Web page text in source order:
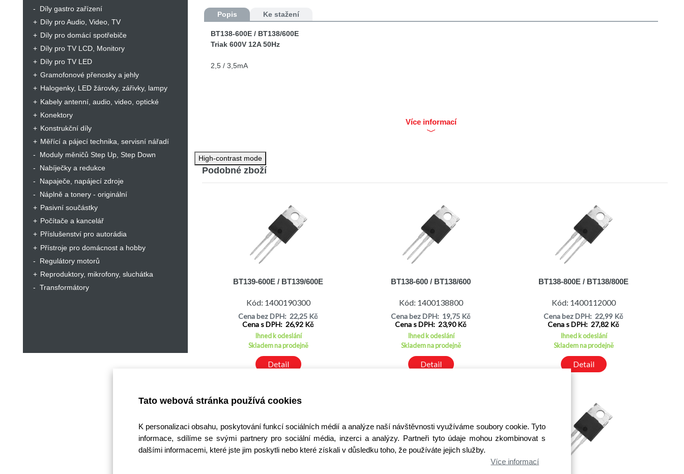
Tato webová stránka používá cookies
K personalizaci obsahu, poskytování funkcí sociálních médií a analýze naší návštěvnosti využíváme soubory cookie. Tyto
informace, sdílíme se svými partnery pro sociální média, inzerci a analýzy. Partneři tyto údaje mohou zkombinovat s
dalšími informacemi, které jste jim poskytli nebo které získali v důsledku toho, že používáte jejich služby.
Více informací
Díly gastro zařízení
Díly pro Audio, Video, TV
Díly pro domácí spotřebiče
Díly pro TV LCD, Monitory
Díly pro TV LED
Gramofonové přenosky a jehly
Halogenky, LED žárovky, zářivky, lampy
Kabely antenní, audio, video, optické
Konektory
Konstrukční díly
Měřící a pájecí technika, servisní nářadí
Moduly měničů Step Up, Step Down
Nabíječky a redukce
Napaječe, napájecí zdroje
Náplně a tonery - originální
Pasivní součástky
Počítače a kancelář
Příslušenství pro autorádia
Přístroje pro domácnost a hobby
Regulátory motorů
Reproduktory, mikrofony, sluchátka
Transformátory
Popis Ke stažení
BT138-600E / BT138/600E
Triak 600V 12A 50Hz
2,5 / 3,5mA
Více informací
High-contrast mode
Podobné zboží
BT139-600E / BT139/600E
Kód: 1400190300
Cena bez DPH: 22,25 Kč
Cena s DPH: 26,92 Kč
Ihned k odeslání
Skladem na prodejně
Detail
BT138-600 / BT138/600
Kód: 1400138800
Cena bez DPH: 19,75 Kč
Cena s DPH: 23,90 Kč
Ihned k odeslání
Skladem na prodejně
Detail
BT138-800E / BT138/800E
Kód: 1400112000
Cena bez DPH: 22,99 Kč
Cena s DPH: 27,82 Kč
Ihned k odeslání
Skladem na prodejně
Detail